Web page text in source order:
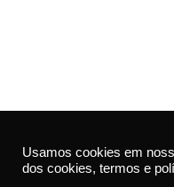
Usamos cookies em
dos cookies, termos e